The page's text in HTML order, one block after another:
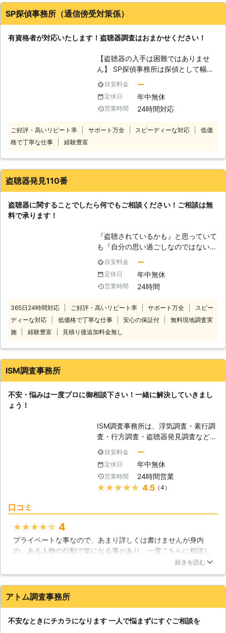
ちでしたら一度ご相談ください。ま
っていますので、お求めの際はお問い
合わせください。
タッフが培ってきた知識と経験を駆使
して盗聴器・盗撮器が仕掛けられてい
対策として防犯機器の販売や定期的な
しても明朗会計・追加料金なしをお約
束していますので、ご安心ください。
また周囲に調査していることがバレな
いようにしてほしい際もお任せ。 日
時・服装・車両駐車位置などを決定し
てからお伺いします。 相談も無料で
おこなっていますので、不安なことが
ありましたらいつでもご相談を。 24
SP探偵事務所（通信傍受対策係）
有資格者が対応いたします！盗聴器調査はおまかせください！
【盗聴器の入手は困難ではありませ
ん】 SP探偵事務所は探偵として幅広
く調査を行ってきました。その中で盗
聴器調査の経歴も長くあります。皆さ
まも被害を受けているかもしれません
のでお気を付けください。「自分は被
ほど、盗聴器の被害を受けてしまいま
らのご相談も受けております】 SP探
からも定期的に盗聴器調査をご依頼い
ただいております。企業の大切な情報
が外部に漏れてしまえば、ビジネスの
損失だけではなく企業の信頼度まで被
害を受けてしまうのです。盗聴器調査
をすることで企業様の情報管理のサポ
ートをして、更に信頼も守っておりま
す。 【通信傍受対策技士有資格技術
者が対応】 盗聴器調査で利用する機
材は多数あります。広域受信機や、性
様からだけではなく企業様からもご相
目安料金 ー
定休日 年中無休
営業時間 24時間対応
ご好評・高いリピート率 サポート万全 スピーディーな対応
低価
格で丁寧な仕事
経験豊富
盗聴器発見110番
盗聴器に関することでしたら何でもご相談ください！ご相談は無
料で承ります！
『盗聴されているかも』と思っていて
も『自分の思い過ごしなのではないの
か…』と確信を持てない方も多くいる
ことでしょう。 「もし、連絡してこ
ちらの勘違いだったら恥ずかしいし、
迷惑をかけてしまうのでは？」と思う
聴されているかどうかは調べてみなけ
ればわからないものです。 不安な気
持ちで日々を過ごすより、一度プロに
盗聴器発見110番では盗聴器調査に詳
解し、親切丁寧で確実な調査で不安を
解消します。 盗聴器に関して気にな
談を無料で承っております。 お電話
でのご相談が難しい方は、インターネ
ットからでも対応しておりますので、
い。疑問点や要望などにスタッフがお
応えさせていただきます。 なお現地
調査とお見積りは無料です。 お見積
気軽にご依頼ください。 日本全国ど
により、事前にお客様にご確認したう
えで調査・見積もりに費用をいただく
目安料金 ー
定休日 年中無休
営業時間 24時間
365日24時間対応 ご好評・高いリピート率 サポート万全
スピー
ディーな対応
低価格で丁寧な仕事 安心の保証付
無料現地調査実
施
経験豊富 見積り後追加料金無し
ISM調査事務所
不安・悩みは一度プロに御相談下さい！一緒に解決していきまし
ょう！
ISM調査事務所は、浮気調査・素行調
査・行方調査・盗聴器発見調査など各
気調査については皆様より高評価を頂
いております。 【キャンペーン】 今
なら50,000円分無料で、浮気・不倫
調査いたしております。 ※お問い合わ
で調査が可能です。 遠方にお住まい
の方も、安心してご相談、ご依頼くだ
的な価格設定。追加調査費用が発生す
る際は、事前にお伝えしますので安心
払い方法については担当相談員にご相
談下さい。 【秘密厳守】 当事務所と
の連絡は時間、方法ともに指定可能で
目安料金 ー
定休日 年中無休
営業時間 24時間営業
★★★★★ 4.5（4）
口コミ
★★★★★ 4
プライベートな事なので、あまり詳しくは書けませんが身内
の、ある人物の行動で気になる事があり、一度こちらに相談し
ました。こういうのは、結構高額ですがお金にはかえられない
で自分としては本当に肩の荷が降りました！少し高いですが便
利で安心を買う意味ではいいと個人的には思います。
東京都 新宿区 2016年11月30日
続きを読む
アトム調査事務所
不安なときにチカラになります 一人で悩まずにすぐご相談を